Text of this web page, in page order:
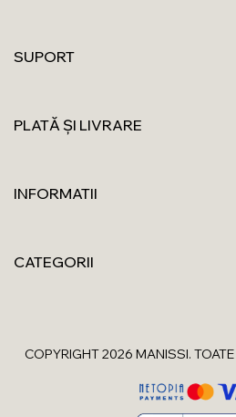
SUPORT
PLATĂ ȘI LIVRARE
INFORMATII
CATEGORII
COPYRIGHT 2026 MANISSI. TOATE